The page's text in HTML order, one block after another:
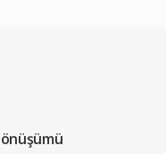
ve bit
verimliliğinden
veren herkes için